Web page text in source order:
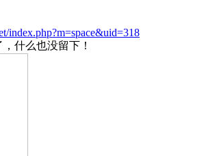
index.php?m=space&uid=318
什么也没留下！